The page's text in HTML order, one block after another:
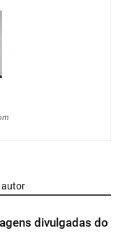
autor
divulgadas do